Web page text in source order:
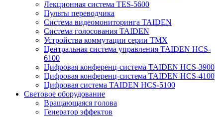
Лекционная система TES-5600
Пульты переводчика
Система видеомониторинга TAIDEN
Система голосования TAIDEN
Устройства коммутации серии TMX
Центральная система управления TAIDEN HCS-
6100
Цифровая конференц-система TAIDEN HCS-3900
Цифровая конференц-система TAIDEN HCS-4100
Цифровая система TAIDEN HCS-5100
Световое оборудование
Вращающаяся голова
Генератор эффектов